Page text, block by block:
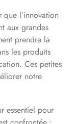
l’innovation
aux grandes
prendre la
les produits
Ces petites
notre
essentiel pour